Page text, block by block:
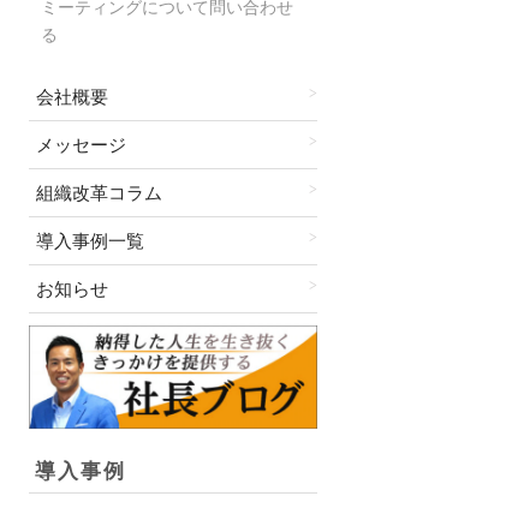
ミーティングについて問い合わせ
る
会社概要
メッセージ
組織改革コラム
導入事例一覧
お知らせ
導入事例